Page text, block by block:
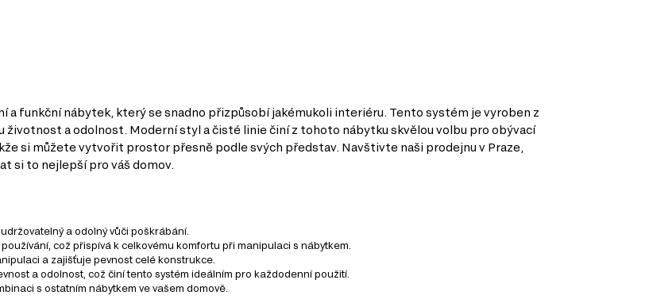
funkční nábytek, který se snadno přizpůsobí jakémukoli interiéru. Tento systém je vyroben z
životnost a odolnost. Moderní styl a čisté linie činí z tohoto nábytku skvělou volbu pro obývací
si můžete vytvořit prostor přesně podle svých představ. Navštivte naši prodejnu v Praze,
si to nejlepší pro váš domov.
a odolný vůči poškrábání.
což přispívá k celkovému komfortu při manipulaci s nábytkem.
a zajišťuje pevnost celé konstrukce.
a odolnost, což činí tento systém ideálním pro každodenní použití.
s ostatním nábytkem ve vašem domově.